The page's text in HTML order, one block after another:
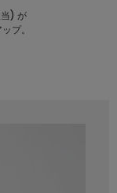
) が
プ。